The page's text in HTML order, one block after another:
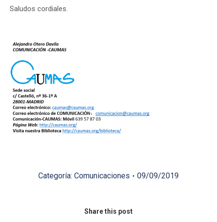
Saludos cordiales.
Categoría: Comunicaciones 09/09/2019
Share this post